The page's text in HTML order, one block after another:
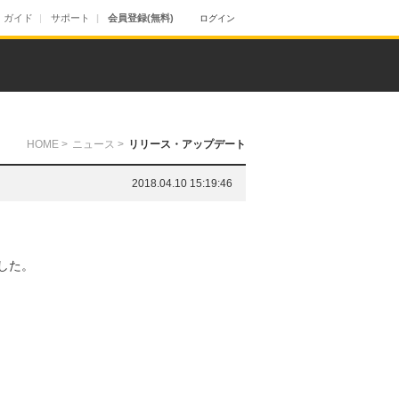
ガイド サポート 会員登録(無料) ログイン
HOME > ニュース > リリース・アップデート
2018.04.10 15:19:46
。